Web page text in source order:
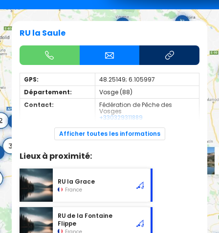
RU la Saule
GPS:
48.25149; 6.105997
Département:
Vosge (88)
Contact:
Fédération de Pêche des
Vosges
+330329311889
Espèces de
Carnassier, carpe, poisson
blanc
Afficher toutes les informations
Lieux à proximité:
RU la Grace
France
RU de la Fontaine
Flippe